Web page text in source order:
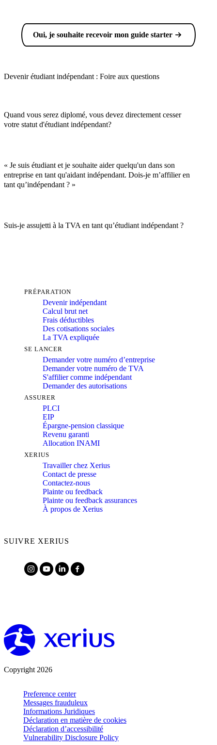
Oui, je souhaite recevoir mon guide starter
Devenir étudiant indépendant : Foire aux questions
Quand vous serez diplomé, vous devez directement cesser
votre statut d'étudiant indépendant?
« Je suis étudiant et je souhaite aider quelqu'un dans son
entreprise en tant qu'aidant indépendant. Dois-je m’affilier en
tant qu’indépendant ? »
Suis-je assujetti à la TVA en tant qu’étudiant indépendant ?
PRÉPARATION
Devenir indépendant
Calcul brut net
Frais déductibles
Des cotisations sociales
La TVA expliquée
SE LANCER
Demander votre numéro d’entreprise
Demander votre numéro de TVA
S'affilier comme indépendant
Demander des autorisations
ASSURER
PLCI
EIP
Épargne-pension classique
Revenu garanti
Allocation INAMI
XERIUS
Travailler chez Xerius
Contact de presse
Contactez-nous
Plainte ou feedback
Plainte ou feedback assurances
À propos de Xerius
SUIVRE XERIUS
Copyright 2026
Preference center
Messages frauduleux
Informations Juridiques
Déclaration en matière de cookies
Déclaration d’accessibilité
Vulnerability Disclosure Policy